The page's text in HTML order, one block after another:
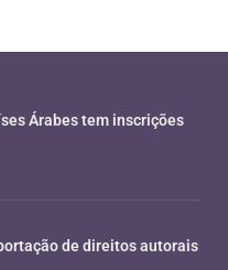
Árabes tem inscrições
de direitos autorais